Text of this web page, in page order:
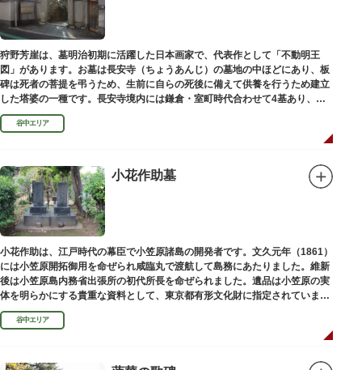
狩野芳崖は、墓明治初期に活躍した日本画家で、代表作として「不動明王
図」があります。お墓は長安寺（ちょうあんじ）の墓地の中ほどにあり、板
碑は死者の菩提を弔うため、生前に自らの死後に備えて供養を行うため建立
した塔婆の一種です。長安寺境内には鎌倉・室町時代合わせて4基あり、
「長安寺板碑」として台東区の有形文化財に指定されています。
谷中エリア
小花作助墓
小花作助は、江戸時代の幕臣で小笠原諸島の開発者です。文久元年（1861）
には小笠原開拓御用を命ぜられ咸臨丸で渡航して島務にあたりました。維新
後は小笠原島内務省出張所の初代所長を命ぜられました。遺品は小笠原の実
体を明らかにする貴重な資料として、東京都有形文化財に指定されていま
す。お墓は谷中霊園にあります。
谷中エリア